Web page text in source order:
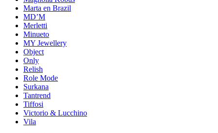
Marta en Brazil
MD’M
Merletti
Minueto
MY Jewellery
Object
Only
Relish
Role Mode
Surkana
Tantrend
Tiffosi
Victorio & Lucchino
Vila